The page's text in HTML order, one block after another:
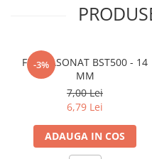
Plasă de armare
Plasă sudată
Policarbonat
Trepte și grătare zincate
-3%
FIER FASONAT BST500 - 14
MM
7,00 Lei
6,79 Lei
ADAUGA IN COS